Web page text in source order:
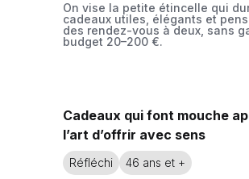
On vise la petite étincelle qui
cadeaux utiles, élégants et
des rendez-vous à deux, sans
budget 20–200 €.
Cadeaux qui font mouche
l’art d’offrir avec sens
Réfléchi
46 ans et +